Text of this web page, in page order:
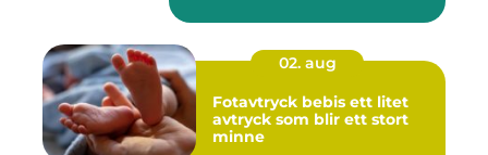
02. aug
Fotavtryck bebis ett litet
avtryck som blir ett stort
minne